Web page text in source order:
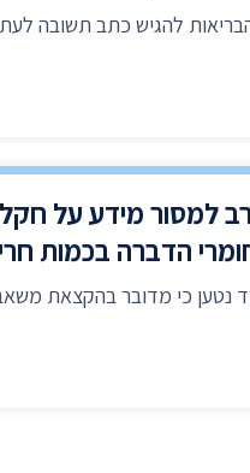
להגיש כתב תשובה
למסור מידע על
הדברה בכמות
נטען כי מדובר בהקצאת